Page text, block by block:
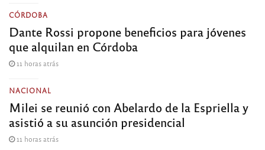
CÓRDOBA
Dante Rossi propone beneficios para jóvenes
que alquilan en Córdoba
11 horas atrás
NACIONAL
Milei se reunió con Abelardo de la Espriella y
asistió a su asunción presidencial
11 horas atrás